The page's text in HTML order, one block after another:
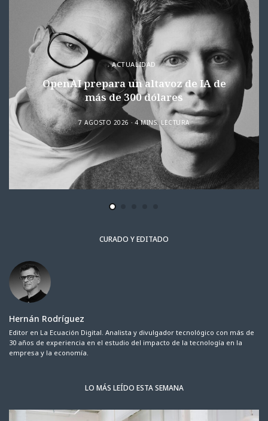
ACTUALIDAD
OpenAI prepara un altavoz de IA de
más de 300 dólares
7 AGOSTO 2026 4 MINS. LECTURA
CURADO Y EDITADO
Hernán Rodríguez
Editor en La Ecuación Digital. Analista y divulgador tecnológico con más de
30 años de experiencia en el estudio del impacto de la tecnología en la
empresa y la economía.
LO MÁS LEÍDO ESTA SEMANA